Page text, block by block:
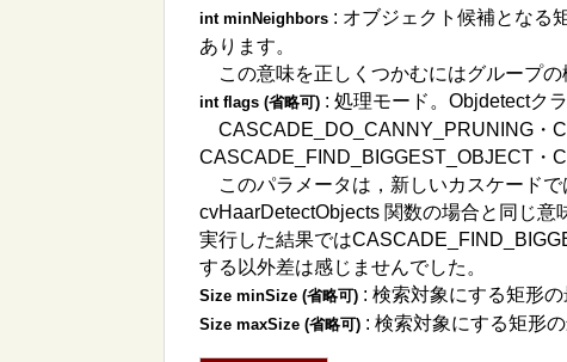
int minNeighbors : オブジェクト候補となる
あります。
この意味を正しくつかむにはグループ
int flags (省略可) : 処理モード。Objdetectク
CASCADE_DO_CANNY_PRUNING・
CASCADE_FIND_BIGGEST_OBJECT・
このパラメータは，新しいカスケードで
cvHaarDetectObjects 関数の場合と同じ意
実行した結果では
する以外差は感じませんでした。
Size minSize (省略可) : 検索対象にする矩形
Size maxSize (省略可) : 検索対象にする矩形